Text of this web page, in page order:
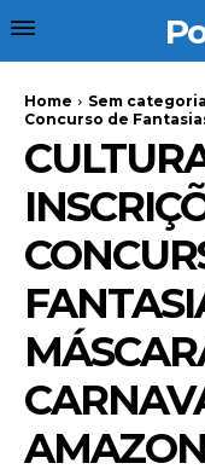
Home Sem categoria
Concurso de